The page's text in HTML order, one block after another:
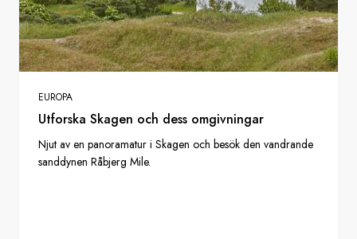
EUROPA
Utforska Skagen och dess omgivningar
Njut av en panoramatur i Skagen och besök den vandrande
sanddynen Råbjerg Mile.